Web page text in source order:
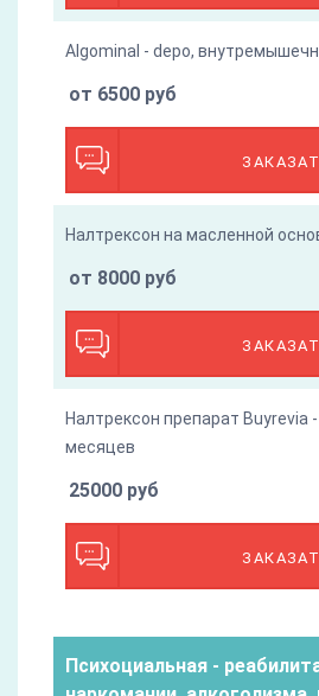
Algominal - depo,
от 6500 руб
Налтрексон на масленной
от 8000 руб
Налтрексон препарат Buyrevia
месяцев
25000 руб
Психоциальная -